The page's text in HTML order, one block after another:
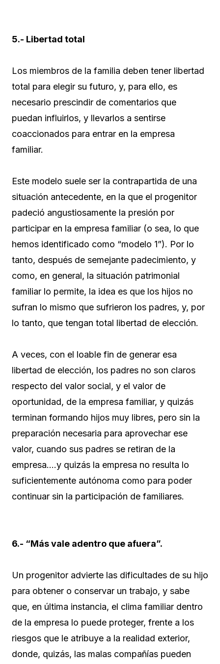
5.- Libertad total
Los miembros de la familia deben tener libertad
total para elegir su futuro, y, para ello, es
necesario prescindir de comentarios que
puedan influirlos, y llevarlos a sentirse
coaccionados para entrar en la empresa
familiar.
Este modelo suele ser la contrapartida de una
situación antecedente, en la que el progenitor
padeció angustiosamente la presión por
participar en la empresa familiar (o sea, lo que
hemos identificado como “modelo 1”). Por lo
tanto, después de semejante padecimiento, y
como, en general, la situación patrimonial
familiar lo permite, la idea es que los hijos no
sufran lo mismo que sufrieron los padres, y, por
lo tanto, que tengan total libertad de elección.
A veces, con el loable fin de generar esa
libertad de elección, los padres no son claros
respecto del valor social, y el valor de
oportunidad, de la empresa familiar, y quizás
terminan formando hijos muy libres, pero sin la
preparación necesaria para aprovechar ese
valor, cuando sus padres se retiran de la
empresa….y quizás la empresa no resulta lo
suficientemente autónoma como para poder
continuar sin la participación de familiares.
6.- “Más vale adentro que afuera”.
Un progenitor advierte las dificultades de su hijo
para obtener o conservar un trabajo, y sabe
que, en última instancia, el clima familiar dentro
de la empresa lo puede proteger, frente a los
riesgos que le atribuye a la realidad exterior,
donde, quizás, las malas compañías pueden